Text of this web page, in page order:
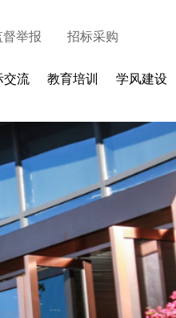
督举报
招标采购
交流 教育培训 学风建设